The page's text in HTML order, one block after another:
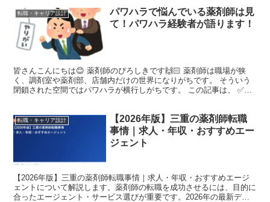
転職・キャリア設計
パワハラで悩んでいる薬剤師は見
て！パワハラ経験者が語ります！
皆さんこんにちは😊 薬剤師のぴろしきです🙌🏻 薬剤師は職場が狭
く、調剤室や薬剤部、店舗内だけの世界になりがちです。 そういう
閉鎖された空間ではパワハラが横行しがちです。 この記事は、 ✅パ
転職・キャリア設計
【2026年版】三重の薬剤師転職
事情｜求人・年収・おすすめエー
ジェント
【2026年版】三重の薬剤師転職事情｜求人・年収・おすすめエージ
ェントについて解説します。薬剤師の転職を成功させるには、目的に
合ったエージェント・サービス選びが重要です。2026年の最新デー